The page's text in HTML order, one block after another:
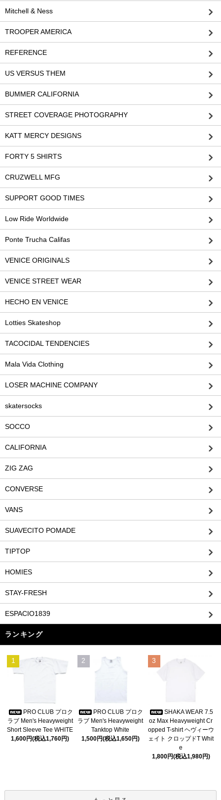
Mitchell & Ness
TROOPER AMERICA
REFERENCE
US VERSUS THEM
BUMMER CALIFORNIA
STREET COVERAGE PHOTOGRAPHY
KATT MERCY DESIGNS
FORTY 5 SHIRTS
CRUZWELL MFG
SUPPORT GOOD TIMES
Low Ride Worldwide
Ponte Trucha Califas
VENICE ORIGINALS
VENICE STREET WEAR
HECHO EN VENICE
Lotties Skateshop
TACOCIDAL TENDENCIES
Mala Vida Clothing
LOSER MACHINE COMPANY
skatersocks
SOCCO
CALIFORNIA
ZIG ZAG
CONVERSE
VANS
SUAVECITO POMADE
TIPTOP
HOMIES
STAY-FRESH
ESPACIO1839
ランキング
1
PRO CLUB プロク
ラブ Men's Heavyweight
Short Sleeve Tee WHITE
1,600円(税込1,760円)
2
PRO CLUB プロク
ラブ Men's Heavyweight
Tanktop White
1,500円(税込1,650円)
3
SHAKA WEAR 7.5
oz Max Heavyweight Cr
opped T-shirt ヘヴィーウ
ェイト クロップドT Whit
e
1,800円(税込1,980円)